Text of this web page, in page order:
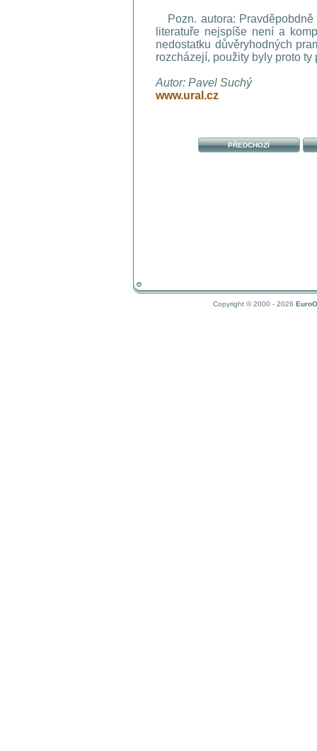
Pozn. autora:
literatuře nejspíše není a
nedostatku důvěryhodných
rozcházejí, použity byly proto
Autor: Pavel Suchý
www.ural.cz
PŘEDCHOZÍ
Copyright © 2000 - 2026